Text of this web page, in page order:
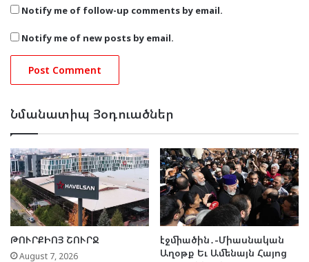
Notify me of follow-up comments by email.
Notify me of new posts by email.
Նմանատիպ Յօդուածներ
ԹՈՒՐՔԻՈՅ ՇՈՒՐՋ
August 7, 2026
էջմիածին․-Միասնական
Աղօթք Եւ Ամենայն Հայոց